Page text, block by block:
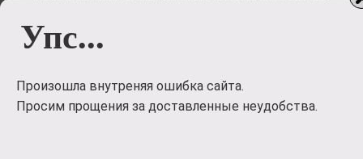
черта – яблочный узор на шкурке. Эплджек –
воплощение честности, а еще она всегда помогает
очень качественно
1221руб.
Упс...
Произошла внутреняя ошибка сайта.
Просим прощения за доставленные неудобства.